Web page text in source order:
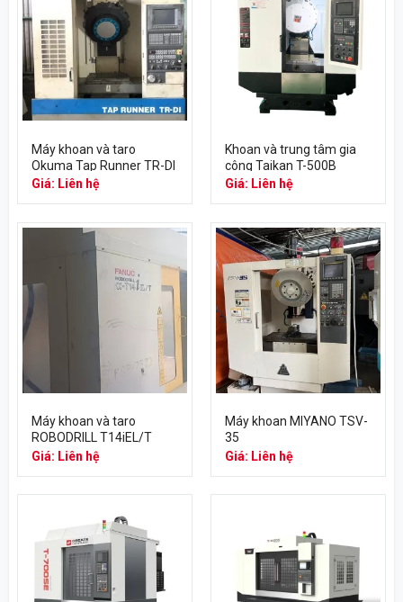
Máy khoan và taro
Okuma Tap Runner TR-DI
Giá: Liên hệ
Khoan và trung tâm gia
công Taikan T-500B
Giá: Liên hệ
Máy khoan và taro
ROBODRILL T14iEL/T
Giá: Liên hệ
Máy khoan MIYANO TSV-
35
Giá: Liên hệ